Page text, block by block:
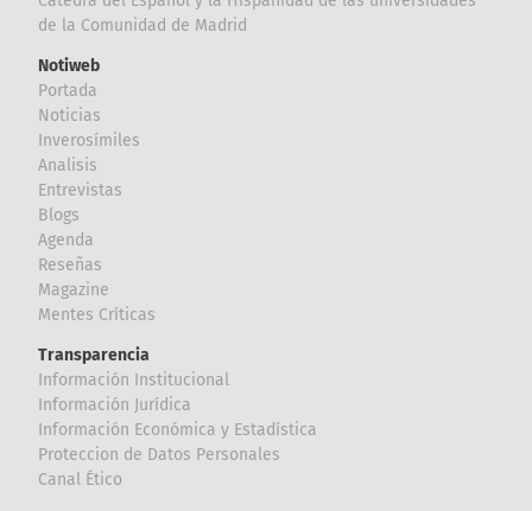
de la Comunidad de Madrid
Notiweb
Portada
Noticias
Inverosímiles
Analisis
Entrevistas
Blogs
Agenda
Reseñas
Magazine
Mentes Críticas
Transparencia
Información Institucional
Información Jurídica
Información Económica y Estadística
Proteccion de Datos Personales
Canal Ético